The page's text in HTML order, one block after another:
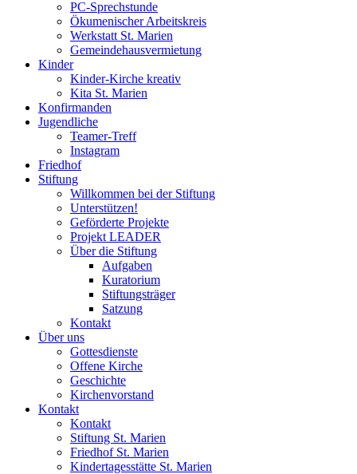
PC-Sprechstunde
Ökumenischer Arbeitskreis
Werkstatt St. Marien
Gemeindehausvermietung
Kinder
Kinder-Kirche kreativ
Kita St. Marien
Konfirmanden
Jugendliche
Teamer-Treff
Instagram
Friedhof
Stiftung
Willkommen bei der Stiftung
Unterstützen!
Geförderte Projekte
Projekt LEADER
Über die Stiftung
Aufgaben
Kuratorium
Stiftungsträger
Satzung
Kontakt
Über uns
Gottesdienste
Offene Kirche
Geschichte
Kirchenvorstand
Kontakt
Kontakt
Stiftung St. Marien
Friedhof St. Marien
Kindertagesstätte St. Marien